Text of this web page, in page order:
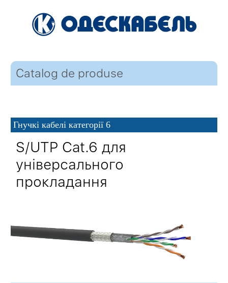
Catalog de produse
Гнучкі кабелі категорії 6
S/UTP Cat.6 для
універсального
прокладання